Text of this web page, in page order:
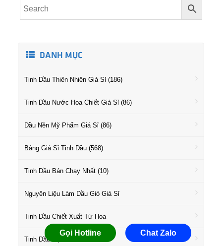
DANH MỤC
Tinh Dầu Thiên Nhiên Giá Sỉ (186)
Tinh Dầu Nước Hoa Chiết Giá Sỉ (86)
Dầu Nền Mỹ Phẩm Giá Sỉ (86)
Bảng Giá Sỉ Tinh Dầu (568)
Tinh Dầu Bán Chạy Nhất (10)
Nguyên Liệu Làm Dầu Gió Giá Sỉ
Tinh Dầu Chiết Xuất Từ Hoa
Tinh Dầu Họ Gỗ Giá Sỉ
Gọi Hotline Chat Zalo